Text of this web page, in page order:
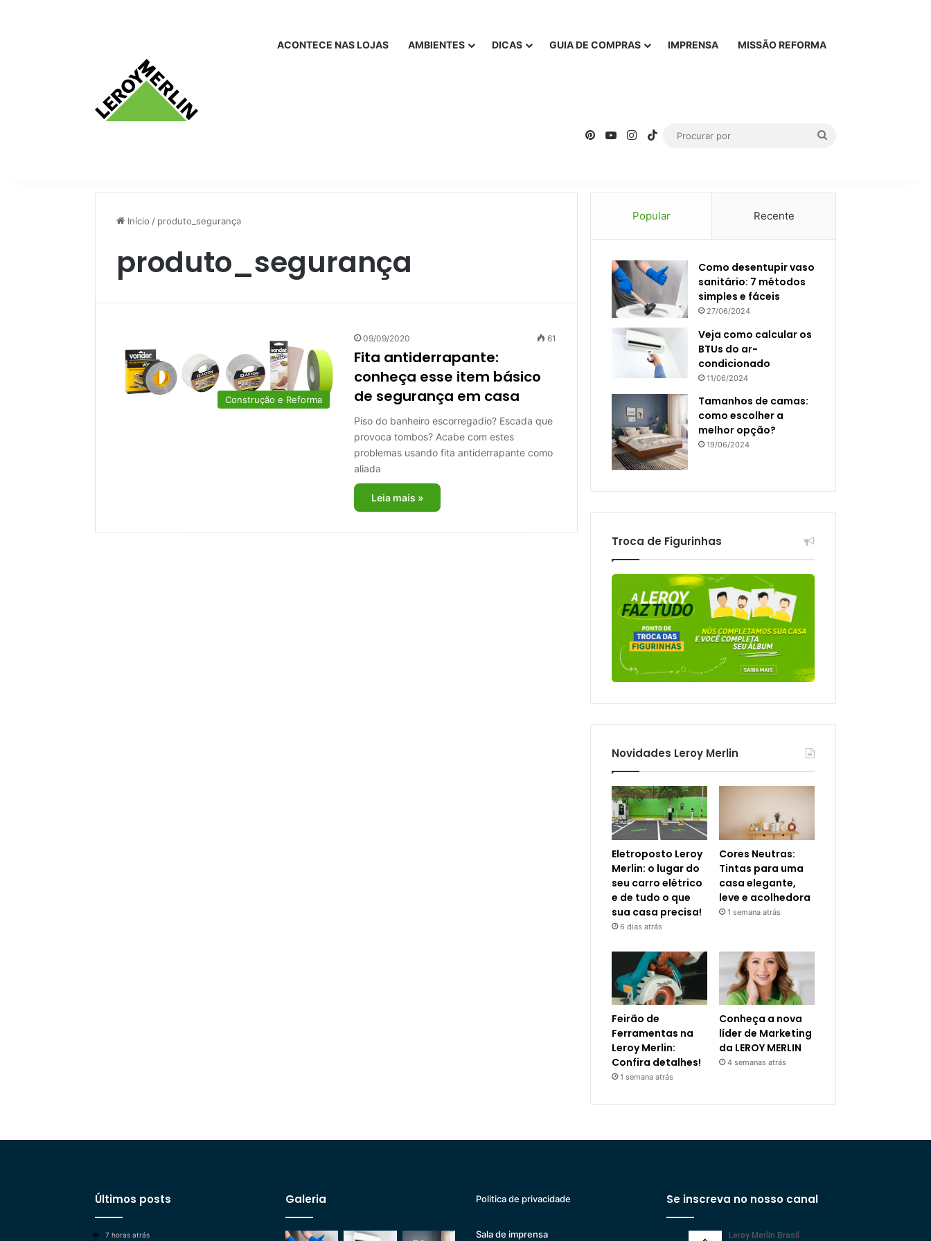
ACONTECE NAS LOJAS AMBIENTES DICAS GUIA DE COMPRAS IMPRENSA MISSÃO REFORMA
PinterestYouTubeInstagram
TikTok
Início / produto_segurança
produto_segurança
Construção e Reforma
09/09/2020 61
Fita antiderrapante:
conheça esse item básico
de segurança em casa
Piso do banheiro escorregadio? Escada que
provoca tombos? Acabe com estes
problemas usando fita antiderrapante como
aliada
Leia mais »
Popular Recente
Como desentupir vaso
sanitário: 7 métodos
simples e fáceis
27/06/2024
Veja como calcular os
BTUs do ar-
condicionado
11/06/2024
Tamanhos de camas:
como escolher a
melhor opção?
19/06/2024
Troca de Figurinhas
Novidades Leroy Merlin
Eletroposto Leroy
Merlin: o lugar do
seu carro elétrico
e de tudo o que
sua casa precisa!
6 dias atrás
Cores Neutras:
Tintas para uma
casa elegante,
leve e acolhedora
1 semana atrás
Feirão de
Ferramentas na
Leroy Merlin:
Confira detalhes!
1 semana atrás
Conheça a nova
líder de Marketing
da LEROY MERLIN
4 semanas atrás
Últimos posts
7 horas atrás
Galeria Politica de privacidade
Sala de imprensa
Se inscreva no nosso canal